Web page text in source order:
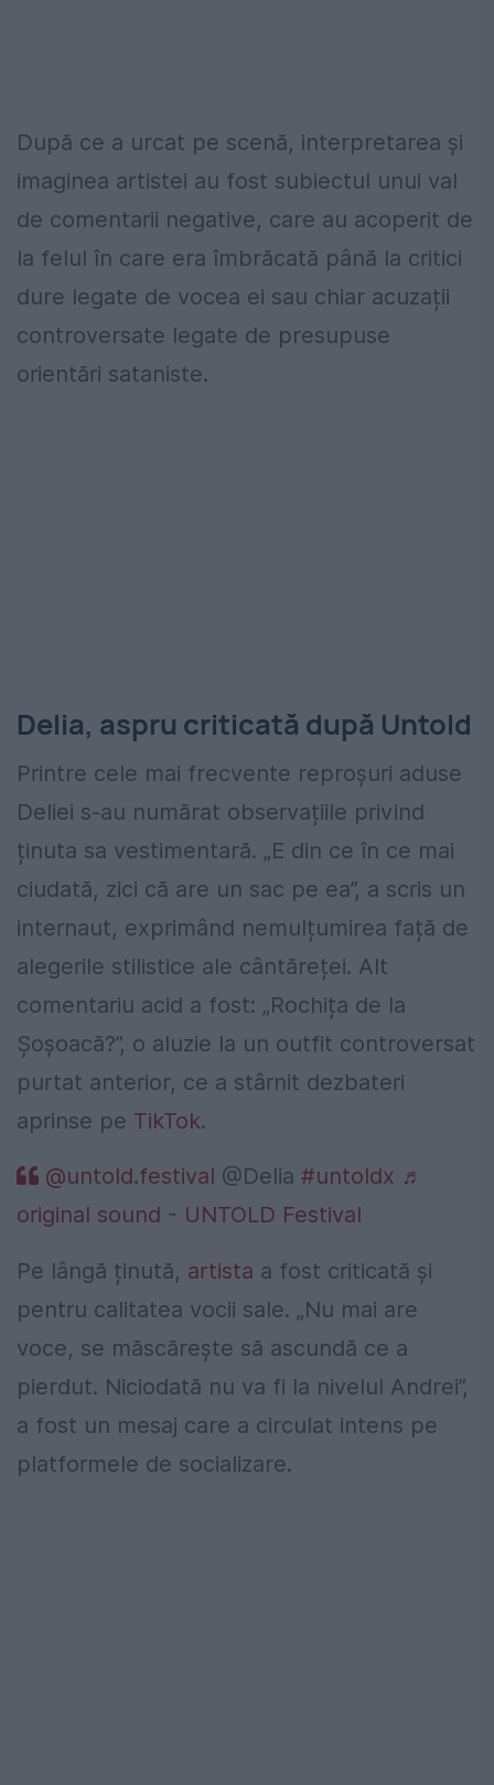
După ce a urcat pe scenă, interpretarea și
imaginea artistei au fost subiectul unui val
de comentarii negative, care au acoperit de
la felul în care era îmbrăcată până la critici
dure legate de vocea ei sau chiar acuzații
controversate legate de presupuse
orientări sataniste.
Delia, aspru criticată după Untold
Printre cele mai frecvente reproșuri aduse
Deliei s-au numărat observațiile privind
ținuta sa vestimentară. „E din ce în ce mai
ciudată, zici că are un sac pe ea”, a scris un
internaut, exprimând nemulțumirea față de
alegerile stilistice ale cântăreței. Alt
comentariu acid a fost: „Rochița de la
Șoșoacă?”, o aluzie la un outfit controversat
purtat anterior, ce a stârnit dezbateri
aprinse pe TikTok.
@untold.festival @Delia #untoldx ♬
original sound - UNTOLD Festival
Pe lângă ținută, artista a fost criticată și
pentru calitatea vocii sale. „Nu mai are
voce, se măscărește să ascundă ce a
pierdut. Niciodată nu va fi la nivelul Andrei”,
a fost un mesaj care a circulat intens pe
platformele de socializare.